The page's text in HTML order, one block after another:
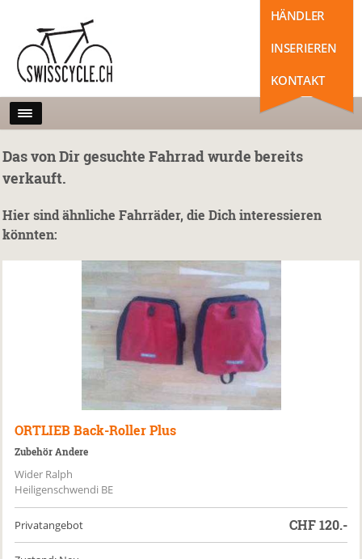
HÄNDLER
INSERIEREN
KONTAKT
Das von Dir gesuchte Fahrrad wurde bereits
verkauft.
Hier sind ähnliche Fahrräder, die Dich interessieren
könnten:
ORTLIEB Back-Roller Plus
Zubehör Andere
Wider Ralph
Heiligenschwendi BE
Privatangebot CHF120.-